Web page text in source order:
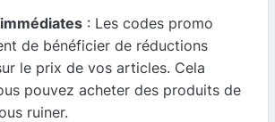
: Les codes promo
de bénéficier de réductions
le prix de vos articles. Cela
pouvez acheter des produits de
ruiner.